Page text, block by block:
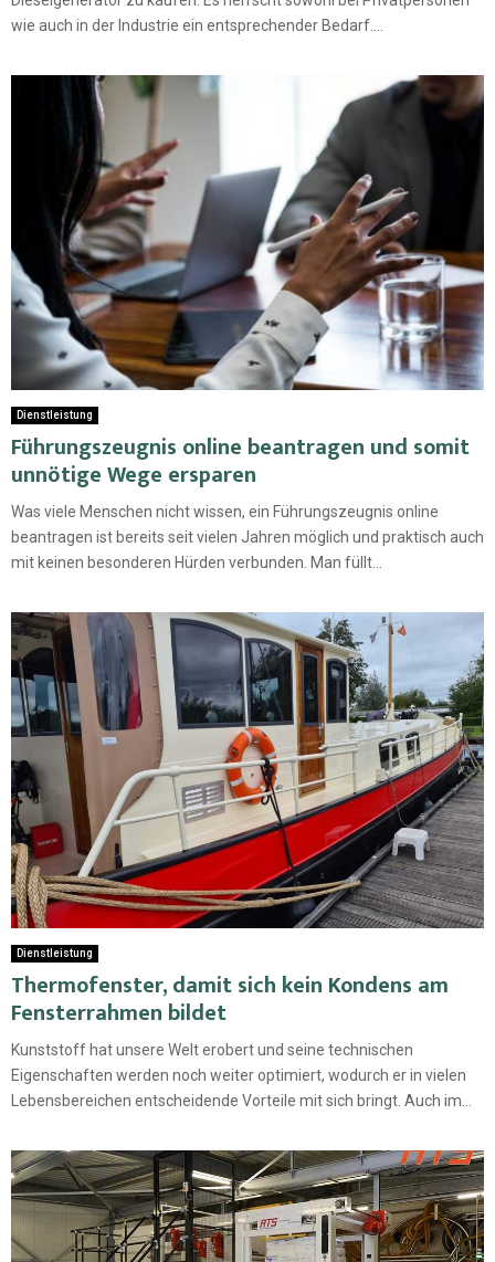
wie auch in der Industrie ein entsprechender Bedarf....
Dienstleistung
Führungszeugnis online beantragen und somit
unnötige Wege ersparen
Was viele Menschen nicht wissen, ein Führungszeugnis online
beantragen ist bereits seit vielen Jahren möglich und praktisch auch
mit keinen besonderen Hürden verbunden. Man füllt...
Dienstleistung
Thermofenster, damit sich kein Kondens am
Fensterrahmen bildet
Kunststoff hat unsere Welt erobert und seine technischen
Eigenschaften werden noch weiter optimiert, wodurch er in vielen
Lebensbereichen entscheidende Vorteile mit sich bringt. Auch im...